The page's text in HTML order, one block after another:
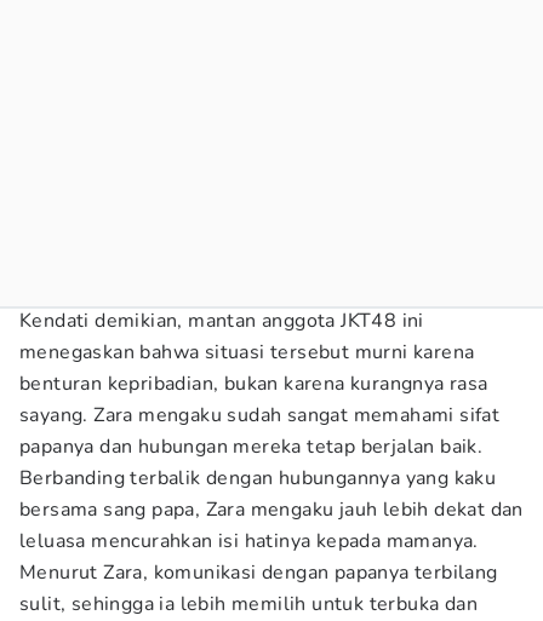
Kendati demikian, mantan anggota JKT48 ini
menegaskan bahwa situasi tersebut murni karena
benturan kepribadian, bukan karena kurangnya rasa
sayang. Zara mengaku sudah sangat memahami sifat
papanya dan hubungan mereka tetap berjalan baik.
Berbanding terbalik dengan hubungannya yang kaku
bersama sang papa, Zara mengaku jauh lebih dekat dan
leluasa mencurahkan isi hatinya kepada mamanya.
Menurut Zara, komunikasi dengan papanya terbilang
sulit, sehingga ia lebih memilih untuk terbuka dan